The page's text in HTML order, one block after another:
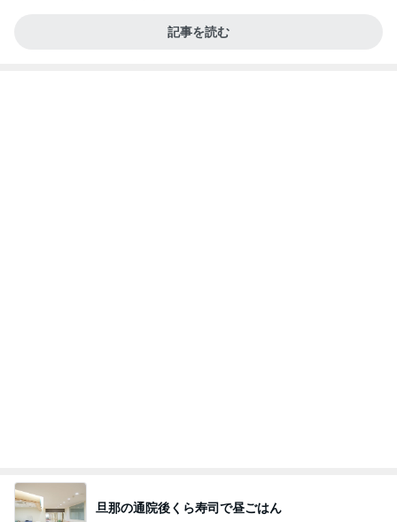
記事を読む
旦那の通院後くら寿司で昼ごはん